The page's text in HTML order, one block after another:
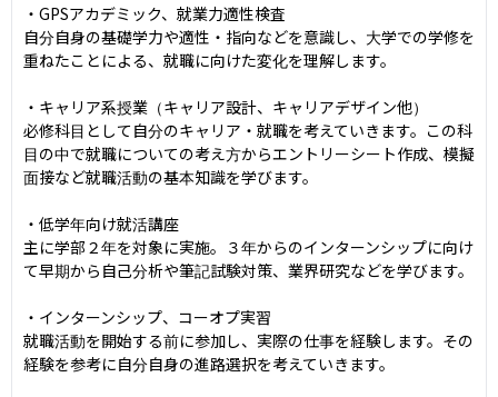
・GPSアカデミック、就業力適性検査
自分自身の基礎学力や適性・指向などを意識し、大学での学修を
重ねたことによる、就職に向けた変化を理解します。
・キャリア系授業（キャリア設計、キャリアデザイン他）
必修科目として自分のキャリア・就職を考えていきます。この科
目の中で就職についての考え方からエントリーシート作成、模擬
面接など就職活動の基本知識を学びます。
・低学年向け就活講座
主に学部２年を対象に実施。３年からのインターンシップに向け
て早期から自己分析や筆記試験対策、業界研究などを学びます。
・インターンシップ、コーオプ実習
就職活動を開始する前に参加し、実際の仕事を経験します。その
経験を参考に自分自身の進路選択を考えていきます。